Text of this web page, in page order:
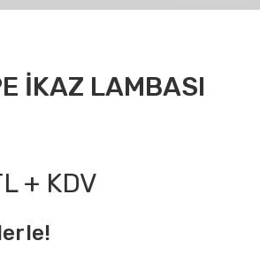
İKAZ LAMBASI
+ KDV